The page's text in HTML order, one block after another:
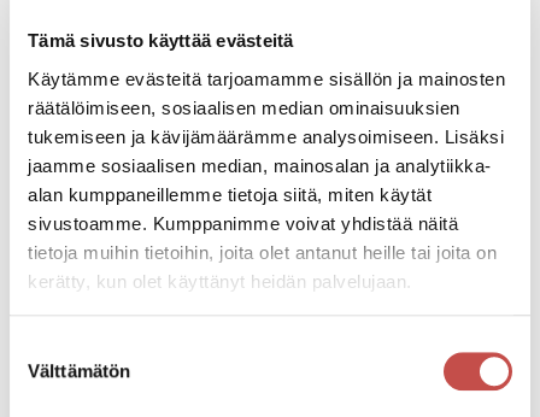
Tämä sivusto käyttää evästeitä
Käytämme evästeitä tarjoamamme sisällön ja mainosten
räätälöimiseen, sosiaalisen median ominaisuuksien
tukemiseen ja kävijämäärämme analysoimiseen. Lisäksi
jaamme sosiaalisen median, mainosalan ja analytiikka-
alan kumppaneillemme tietoja siitä, miten käytät
sivustoamme. Kumppanimme voivat yhdistää näitä
tietoja muihin tietoihin, joita olet antanut heille tai joita on
kerätty, kun olet käyttänyt heidän palvelujaan.
valinta
Välttämätön
Katso kaikki tapahtumat
Jaa tapahtuma:
Facebook
Linkedin